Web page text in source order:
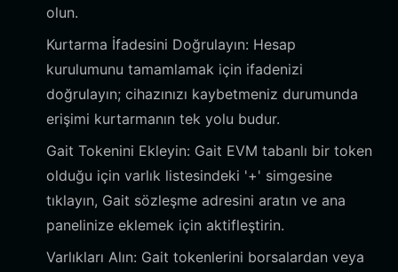
olun.
Kurtarma İfadesini Doğrulayın: Hesap
kurulumunu tamamlamak için ifadenizi
doğrulayın; cihazınızı kaybetmeniz durumunda
erişimi kurtarmanın tek yolu budur.
Gait Tokenini Ekleyin: Gait EVM tabanlı bir token
olduğu için varlık listesindeki '+' simgesine
tıklayın, Gait sözleşme adresini aratın ve ana
panelinize eklemek için aktifleştirin.
Varlıkları Alın: Gait tokenlerini borsalardan veya